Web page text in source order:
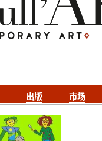
出版 市场